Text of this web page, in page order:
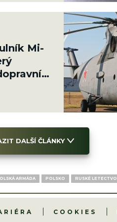
Mi-
DALŠÍ ČLÁNKY
ARMÁDA POLSKO RUSKÉ LETECTVO
COOKIES